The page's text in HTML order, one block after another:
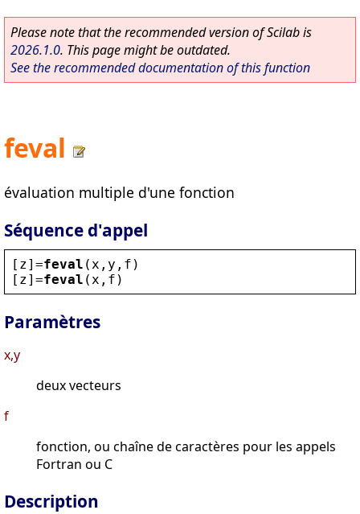
Please note that the recommended version of Scilab is
2026.1.0. This page might be outdated.
See the recommended documentation of this function
feval
évaluation multiple d'une fonction
Séquence d'appel
[ z]=feval ( x , y , f )
[ z]=feval ( x , f )
Paramètres
x,y
deux vecteurs
f
fonction, ou chaîne de caractères pour les appels
Fortran ou C
Description